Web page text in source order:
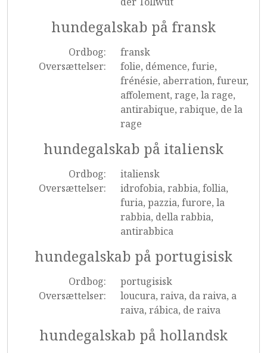
hundegalskab på fransk
Ordbog:
fransk
Oversættelser:
folie, démence, furie,
frénésie, aberration, fureur,
affolement, rage, la rage,
antirabique, rabique, de la
rage
hundegalskab på italiensk
Ordbog:
italiensk
Oversættelser:
idrofobia, rabbia, follia,
furia, pazzia, furore, la
rabbia, della rabbia,
antirabbica
hundegalskab på portugisisk
Ordbog:
portugisisk
Oversættelser:
loucura, raiva, da raiva, a
raiva, rábica, de raiva
hundegalskab på hollandsk